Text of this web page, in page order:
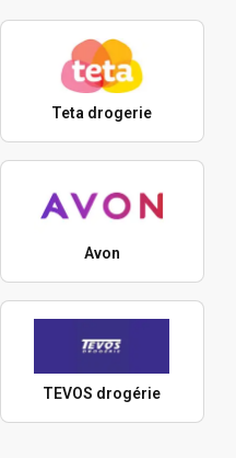
Teta drogerie
Avon
TEVOS drogérie